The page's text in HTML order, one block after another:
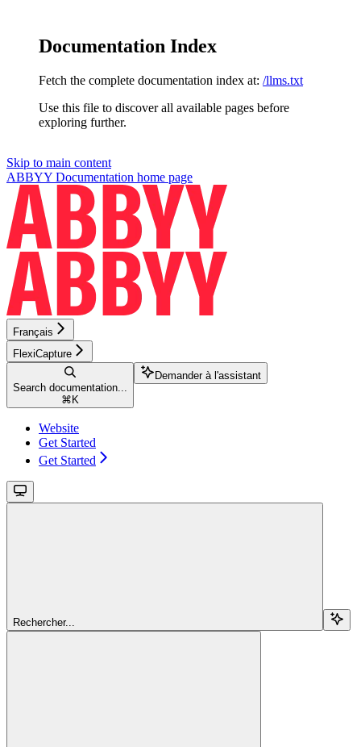
Documentation Index
Fetch the complete documentation index at: /llms.txt
Use this file to discover all available pages before
exploring further.
Skip to main content
ABBYY Documentation home page
Français
FlexiCapture
Search documentation...
⌘ K
Demander à l'assistant
Website
Get Started
Get Started
Rechercher...